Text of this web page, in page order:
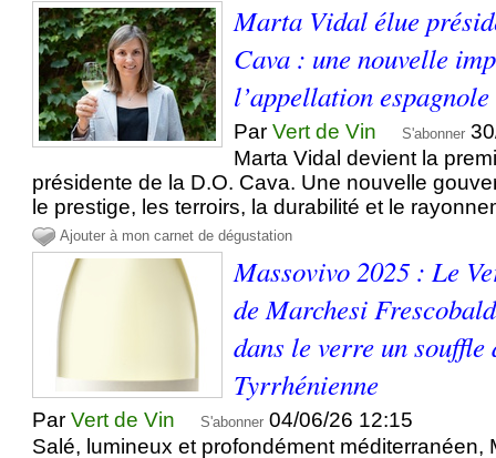
Marta Vidal élue
Cava : une nouvelle
l’appellation espagnole
ParVert de Vin S'abonner
Marta Vidal devient la
présidente de la D.O. Cava. Une nouvelle
le prestige, les terroirs, la durabilité et le
Ajouter à mon carnet de dégustation
Massovivo 2025 : Le
de Marchesi
dans le verre un souffle
Tyrrhénienne
ParVert de Vin S'abonner 04/06/26 12:15
Salé, lumineux et profondément méditerranéen,